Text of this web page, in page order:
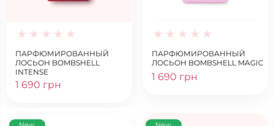
ПАРФЮМИРОВАННЫЙ
ЛОСЬОН BOMBSHELL
INTENSE
1 690 грн
ПАРФЮМИРОВАННЫЙ
ЛОСЬОН BOMBSHELL MAGIC
1 690 грн